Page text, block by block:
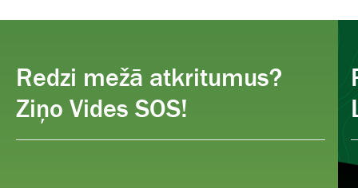
Redzi mežā atkritumus?
Ziņo Vides SOS!